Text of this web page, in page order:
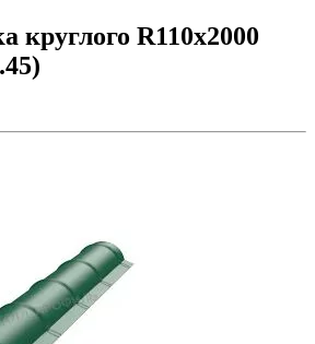
круглого R110х2000